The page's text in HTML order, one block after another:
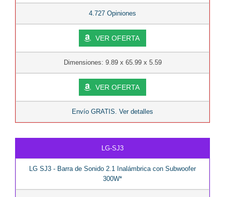
4.727 Opiniones
VER OFERTA
Dimensiones: 9.89 x 65.99 x 5.59
VER OFERTA
Envío GRATIS. Ver detalles
LG-SJ3
LG SJ3 - Barra de Sonido 2.1 Inalámbrica con Subwoofer
300W*